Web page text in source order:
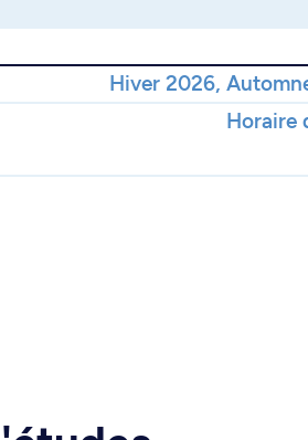
Hiver 2026,
Horaire